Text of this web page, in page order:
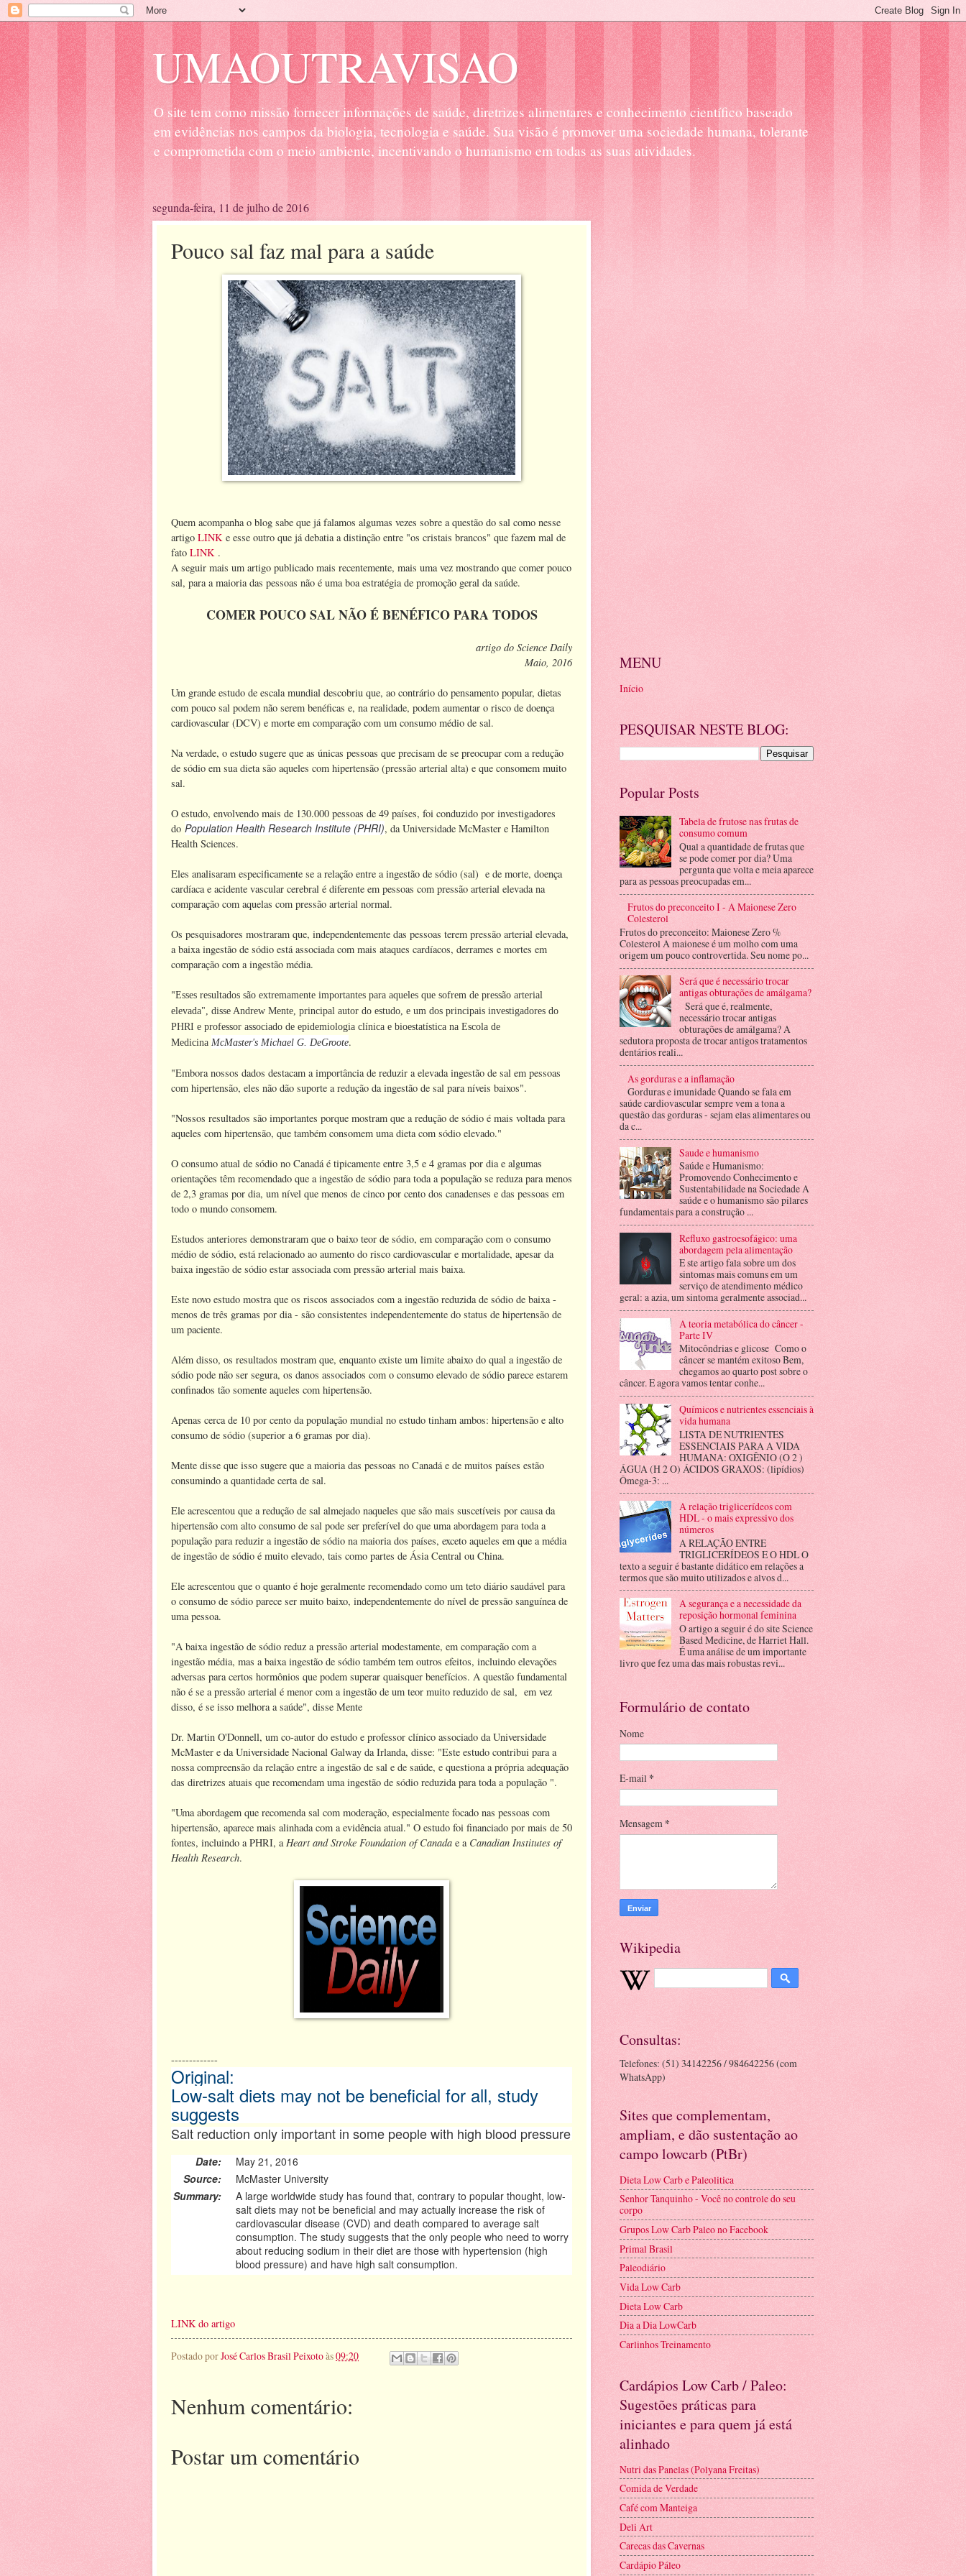
UMAOUTRAVISAO
O site tem como missão fornecer informações de saúde, diretrizes alimentares e conhecimento científico baseado
em evidências nos campos da biologia, tecnologia e saúde. Sua visão é promover uma sociedade humana, tolerante
e comprometida com o meio ambiente, incentivando o humanismo em todas as suas atividades.
segunda-feira, 11 de julho de 2016
Pouco sal faz mal para a saúde
Quem acompanha o blog sabe que já falamos algumas vezes sobre a questão do sal como nesse
artigo LINK e esse outro que já debatia a distinção entre "os cristais brancos" que fazem mal de
fato LINK .
A seguir mais um artigo publicado mais recentemente, mais uma vez mostrando que comer pouco
sal, para a maioria das pessoas não é uma boa estratégia de promoção geral da saúde.
COMER POUCO SAL NÃO É BENÉFICO PARA TODOS
artigo do Science Daily
Maio, 2016
Um grande estudo de escala mundial descobriu que, ao contrário do pensamento popular, dietas
com pouco sal podem não serem benéficas e, na realidade, podem aumentar o risco de doença
cardiovascular (DCV) e morte em comparação com um consumo médio de sal.
Na verdade, o estudo sugere que as únicas pessoas que precisam de se preocupar com a redução
de sódio em sua dieta são aqueles com hipertensão (pressão arterial alta) e que consomem muito
sal.
O estudo, envolvendo mais de 130.000 pessoas de 49 países, foi conduzido por investigadores
do Population Health Research Institute (PHRI), da Universidade McMaster e Hamilton
Health Sciences.
Eles analisaram especificamente se a relação entre a ingestão de sódio (sal) e de morte, doença
cardíaca e acidente vascular cerebral é diferente em pessoas com pressão arterial elevada na
comparação com aquelas com pressão arterial normal.
Os pesquisadores mostraram que, independentemente das pessoas terem pressão arterial elevada,
a baixa ingestão de sódio está associada com mais ataques cardíacos, derrames e mortes em
comparação com a ingestão média.
"Esses resultados são extremamente importantes para aqueles que sofrem de pressão arterial
elevada", disse Andrew Mente, principal autor do estudo, e um dos principais investigadores do
PHRI e professor associado de epidemiologia clínica e bioestatística na Escola de
Medicina McMaster's Michael G. DeGroote.
"Embora nossos dados destacam a importância de reduzir a elevada ingestão de sal em pessoas
com hipertensão, eles não dão suporte a redução da ingestão de sal para níveis baixos".
"Nossos resultados são importantes porque mostram que a redução de sódio é mais voltada para
aqueles com hipertensão, que também consomem uma dieta com sódio elevado."
O consumo atual de sódio no Canadá é tipicamente entre 3,5 e 4 gramas por dia e algumas
orientações têm recomendado que a ingestão de sódio para toda a população se reduza para menos
de 2,3 gramas por dia, um nível que menos de cinco por cento dos canadenses e das pessoas em
todo o mundo consomem.
Estudos anteriores demonstraram que o baixo teor de sódio, em comparação com o consumo
médio de sódio, está relacionado ao aumento do risco cardiovascular e mortalidade, apesar da
baixa ingestão de sódio estar associada com pressão arterial mais baixa.
Este novo estudo mostra que os riscos associados com a ingestão reduzida de sódio de baixa -
menos de três gramas por dia - são consistentes independentemente do status de hipertensão de
um paciente.
Além disso, os resultados mostram que, enquanto existe um limite abaixo do qual a ingestão de
sódio pode não ser segura, os danos associados com o consumo elevado de sódio parece estarem
confinados tão somente aqueles com hipertensão.
Apenas cerca de 10 por cento da população mundial no estudo tinham ambos: hipertensão e alto
consumo de sódio (superior a 6 gramas por dia).
Mente disse que isso sugere que a maioria das pessoas no Canadá e de muitos países estão
consumindo a quantidade certa de sal.
Ele acrescentou que a redução de sal almejado naqueles que são mais suscetíveis por causa da
hipertensão com alto consumo de sal pode ser preferível do que uma abordagem para toda a
população para reduzir a ingestão de sódio na maioria dos países, exceto aqueles em que a média
de ingestão de sódio é muito elevado, tais como partes de Ásia Central ou China.
Ele acrescentou que o quanto é hoje geralmente recomendado como um teto diário saudável para
o consumo de sódio parece ser muito baixo, independentemente do nível de pressão sanguínea de
uma pessoa.
"A baixa ingestão de sódio reduz a pressão arterial modestamente, em comparação com a
ingestão média, mas a baixa ingestão de sódio também tem outros efeitos, incluindo elevações
adversas para certos hormônios que podem superar quaisquer benefícios. A questão fundamental
não é se a pressão arterial é menor com a ingestão de um teor muito reduzido de sal, em vez
disso, é se isso melhora a saúde", disse Mente
Dr. Martin O'Donnell, um co-autor do estudo e professor clínico associado da Universidade
McMaster e da Universidade Nacional Galway da Irlanda, disse: "Este estudo contribui para a
nossa compreensão da relação entre a ingestão de sal e de saúde, e questiona a própria adequação
das diretrizes atuais que recomendam uma ingestão de sódio reduzida para toda a população ".
"Uma abordagem que recomenda sal com moderação, especialmente focado nas pessoas com
hipertensão, aparece mais alinhada com a evidência atual." O estudo foi financiado por mais de 50
fontes, incluindo a PHRI, a Heart and Stroke Foundation of Canada e a Canadian Institutes of
Health Research.
-------------
Original:
Low-salt diets may not be beneficial for all, study
suggests
Salt reduction only important in some people with high blood pressure
Date:
May 21, 2016
Source:
McMaster University
Summary:
A large worldwide study has found that, contrary to popular thought, low-
salt diets may not be beneficial and may actually increase the risk of
cardiovascular disease (CVD) and death compared to average salt
consumption. The study suggests that the only people who need to worry
about reducing sodium in their diet are those with hypertension (high
blood pressure) and have high salt consumption.
LINK do artigo
Postado porJosé Carlos Brasil Peixotoàs09:20
Nenhum comentário:
Postar um comentário
MENU
Início
PESQUISAR NESTE BLOG:
Popular Posts
Tabela de frutose nas frutas de
consumo comum
Qual a quantidade de frutas que
se pode comer por dia? Uma
pergunta que volta e meia aparece
para as pessoas preocupadas em...
Frutos do preconceito I - A Maionese Zero
Colesterol
Frutos do preconceito: Maionese Zero %
Colesterol A maionese é um molho com uma
origem um pouco controvertida. Seu nome po...
Será que é necessário trocar
antigas obturações de amálgama?
Será que é, realmente,
necessário trocar antigas
obturações de amálgama? A
sedutora proposta de trocar antigos tratamentos
dentários reali...
As gorduras e a inflamação
Gorduras e imunidade Quando se fala em
saúde cardiovascular sempre vem a tona a
questão das gorduras - sejam elas alimentares ou
da c...
Saude e humanismo
Saúde e Humanismo:
Promovendo Conhecimento e
Sustentabilidade na Sociedade A
saúde e o humanismo são pilares
fundamentais para a construção ...
Refluxo gastroesofágico: uma
abordagem pela alimentação
E ste artigo fala sobre um dos
sintomas mais comuns em um
serviço de atendimento médico
geral: a azia, um sintoma geralmente associad...
A teoria metabólica do câncer -
Parte IV
Mitocôndrias e glicose Como o
câncer se mantém exitoso Bem,
chegamos ao quarto post sobre o
câncer. E agora vamos tentar conhe...
Químicos e nutrientes essenciais à
vida humana
LISTA DE NUTRIENTES
ESSENCIAIS PARA A VIDA
HUMANA: OXIGÊNIO (O 2 )
ÁGUA (H 2 O) ÁCIDOS GRAXOS: (lipídios)
Ômega-3: ...
A relação triglicerídeos com
HDL - o mais expressivo dos
números
A RELAÇÃO ENTRE
TRIGLICERÍDEOS E O HDL O
texto a seguir é bastante didático em relações a
termos que são muito utilizados e alvos d...
A segurança e a necessidade da
reposição hormonal feminina
O artigo a seguir é do site Science
Based Medicine, de Harriet Hall.
É uma análise de um importante
livro que fez uma das mais robustas revi...
Formulário de contato
Nome
E-mail *
Mensagem *
Wikipedia
Consultas:
Telefones: (51) 34142256 / 984642256 (com
WhatsApp)
Sites que complementam,
ampliam, e dão sustentação ao
campo lowcarb (PtBr)
Dieta Low Carb e Paleolitica
Senhor Tanquinho - Você no controle do seu
corpo
Grupos Low Carb Paleo no Facebook
Primal Brasil
Paleodiário
Vida Low Carb
Dieta Low Carb
Dia a Dia LowCarb
Carlinhos Treinamento
Cardápios Low Carb / Paleo:
Sugestões práticas para
iniciantes e para quem já está
alinhado
Nutri das Panelas (Polyana Freitas)
Comida de Verdade
Café com Manteiga
Deli Art
Carecas das Cavernas
Cardápio Páleo